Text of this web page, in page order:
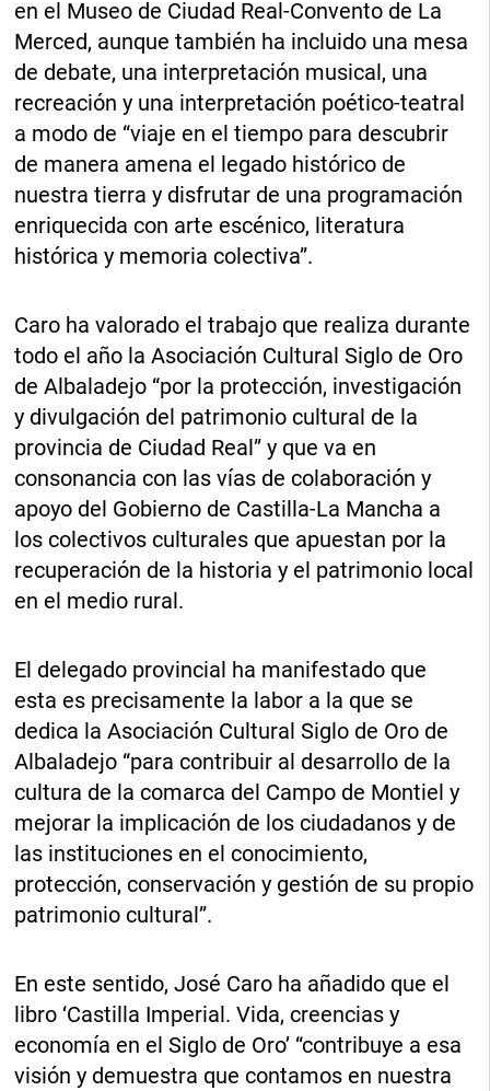
en el Museo de Ciudad Real-Convento de La
Merced, aunque también ha incluido una mesa
de debate, una interpretación musical, una
recreación y una interpretación poético-teatral
a modo de “viaje en el tiempo para descubrir
de manera amena el legado histórico de
nuestra tierra y disfrutar de una programación
enriquecida con arte escénico, literatura
histórica y memoria colectiva”.
Caro ha valorado el trabajo que realiza durante
todo el año la Asociación Cultural Siglo de Oro
de Albaladejo “por la protección, investigación
y divulgación del patrimonio cultural de la
provincia de Ciudad Real” y que va en
consonancia con las vías de colaboración y
apoyo del Gobierno de Castilla-La Mancha a
los colectivos culturales que apuestan por la
recuperación de la historia y el patrimonio local
en el medio rural.
El delegado provincial ha manifestado que
esta es precisamente la labor a la que se
dedica la Asociación Cultural Siglo de Oro de
Albaladejo “para contribuir al desarrollo de la
cultura de la comarca del Campo de Montiel y
mejorar la implicación de los ciudadanos y de
las instituciones en el conocimiento,
protección, conservación y gestión de su propio
patrimonio cultural”.
En este sentido, José Caro ha añadido que el
libro ‘Castilla Imperial. Vida, creencias y
economía en el Siglo de Oro’ “contribuye a esa
visión y demuestra que contamos en nuestra